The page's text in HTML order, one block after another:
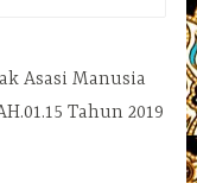
Asasi Manusia
Tahun 2019